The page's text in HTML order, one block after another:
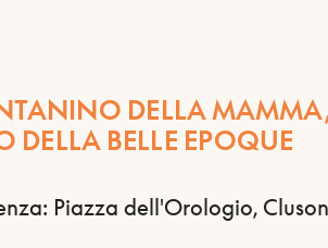
DELLA
DELLA BELLE EPOQUE
Piazza dell'Orologio,